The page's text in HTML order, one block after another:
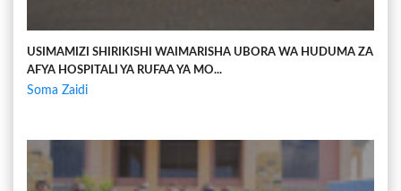
USIMAMIZI SHIRIKISHI WAIMARISHA UBORA WA HUDUMA ZA
AFYA HOSPITALI YA RUFAA YA MO...
Soma Zaidi